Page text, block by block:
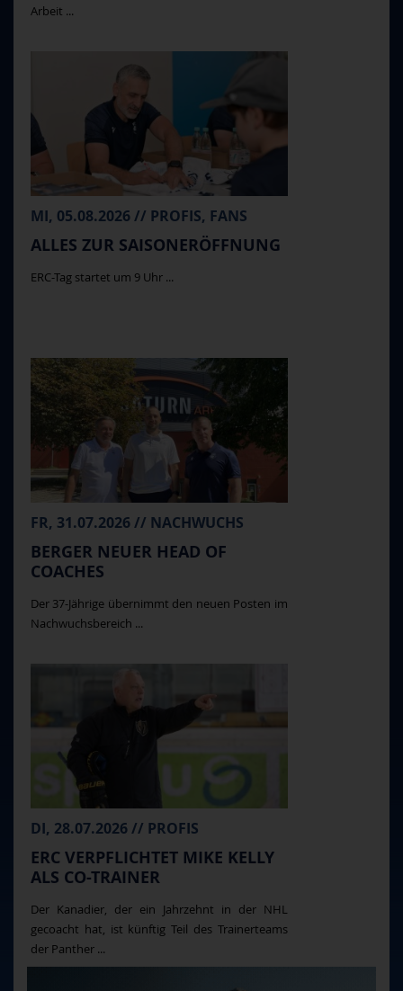
Arbeit ...
MI, 05.08.2026 // PROFIS, FANS
ALLES ZUR SAISONERÖFFNUNG
ERC-Tag startet um 9 Uhr ...
FR, 31.07.2026 // NACHWUCHS
BERGER NEUER HEAD OF
COACHES
Der 37-Jährige übernimmt den neuen Posten im
Nachwuchsbereich ...
DI, 28.07.2026 // PROFIS
ERC VERPFLICHTET MIKE KELLY
ALS CO-TRAINER
Der Kanadier, der ein Jahrzehnt in der NHL
gecoacht hat, ist künftig Teil des Trainerteams
der Panther ...